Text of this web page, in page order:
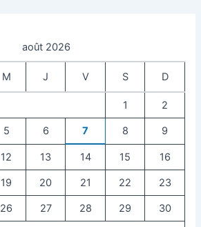
août 2026
M J V S D
1 2
5 6 7 8 9
12 13 14 15 16
19 20 21 22 23
26 27 28 29 30